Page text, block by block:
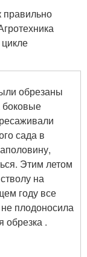
правильно
обрезаны
боковые
сада в
Этим летом
на
году все
плодоносила
.